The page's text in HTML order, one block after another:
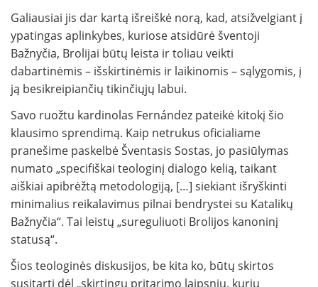
Galiausiai jis dar kartą išreiškė norą, kad, atsižvelgiant į
ypatingas aplinkybes, kuriose atsidūrė šventoji
Bažnyčia, Brolijai būtų leista ir toliau veikti
dabartinėmis – išskirtinėmis ir laikinomis – sąlygomis, į
ją besikreipiančių tikinčiųjų labui.
Savo ruožtu kardinolas Fernández pateikė kitokį šio
klausimo sprendimą. Kaip netrukus oficialiame
pranešime paskelbė Šventasis Sostas, jo pasiūlymas
numato „specifiškai teologinį dialogo kelią, taikant
aiškiai apibrėžtą metodologiją, […] siekiant išryškinti
minimalius reikalavimus pilnai bendrystei su Katalikų
Bažnyčia“. Tai leistų „sureguliuoti Brolijos kanoninį
statusą“.
Šios teologinės diskusijos, be kita ko, būtų skirtos
susitarti dėl „skirtingų pritarimo laipsnių, kurių